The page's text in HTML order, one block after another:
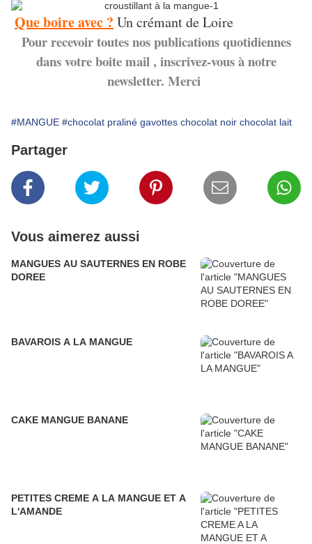
Que boire avec ? Un crémant de Loire
Pour recevoir toutes nos publications quotidiennes
dans votre boite mail , inscrivez-vous à notre
newsletter. Merci
#MANGUE #chocolat praliné gavottes chocolat noir chocolat lait
Partager
Vous aimerez aussi
MANGUES AU SAUTERNES EN ROBE
DOREE
BAVAROIS A LA MANGUE
CAKE MANGUE BANANE
PETITES CREME A LA MANGUE ET A
L'AMANDE